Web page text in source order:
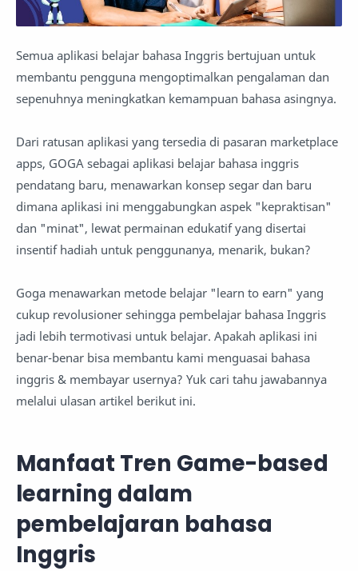
Semua aplikasi belajar bahasa Inggris bertujuan untuk
membantu pengguna mengoptimalkan pengalaman dan
sepenuhnya meningkatkan kemampuan bahasa asingnya.
Dari ratusan aplikasi yang tersedia di pasaran marketplace
apps, GOGA sebagai aplikasi belajar bahasa inggris
pendatang baru, menawarkan konsep segar dan baru
dimana aplikasi ini menggabungkan aspek "kepraktisan"
dan "minat", lewat permainan edukatif yang disertai
insentif hadiah untuk penggunanya, menarik, bukan?
Goga menawarkan metode belajar "learn to earn" yang
cukup revolusioner sehingga pembelajar bahasa Inggris
jadi lebih termotivasi untuk belajar. Apakah aplikasi ini
benar-benar bisa membantu kami menguasai bahasa
inggris & membayar usernya? Yuk cari tahu jawabannya
melalui ulasan artikel berikut ini.
Manfaat Tren Game-based
learning dalam
pembelajaran bahasa
Inggris